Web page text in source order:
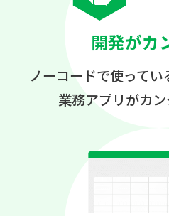
開発がカ
ノーコードで使ってい
業務アプリがカ